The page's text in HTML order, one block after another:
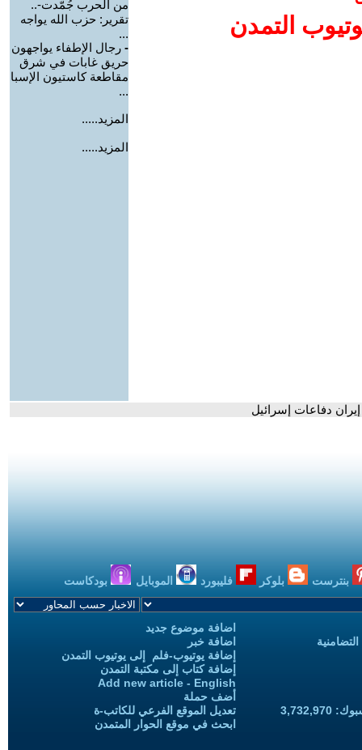
التمدن
من الحرب جُمّدت-..
تقرير: حزب الله يواجه
...
- رجال الإطفاء يواجهون
حريق غابات في شرق
مقاطعة كاستيون الإسبا
...
المزيد.....
المزيد.....
دفاعات إسرائيل
بنترست بلوكر فليبورد الموبايل بودكاست
اضافة موضوع جديد
اضافة خبر
إضافة يوتيوب-فلم إلى يوتيوب التمدن
إضافة كتاب إلى مكتبة التمدن
Add new article - English
أضف حملة
تعديل الموقع الفرعي للكاتب-ة
ابحث في موقع الحوار المتمدن